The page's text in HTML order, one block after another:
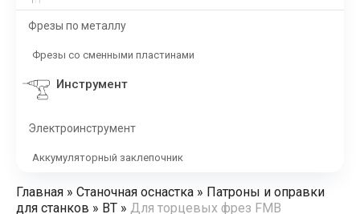
Фрезы по металлу
Фрезы со сменными пластинами
Инструмент
Электроинструмент
Аккумуляторный заклепочник
Главная » Станочная оснастка » Патроны и оправки
для станков » BT » Для торцевых фрез FMB